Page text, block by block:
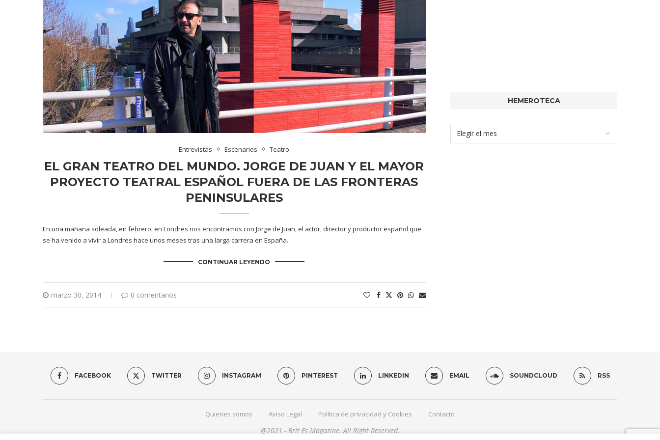
Entrevistas Escenarios Teatro
EL GRAN TEATRO DEL MUNDO. JORGE DE JUAN Y EL MAYOR
PROYECTO TEATRAL ESPAÑOL FUERA DE LAS FRONTERAS
PENINSULARES
En una mañana soleada, en febrero, en Londres nos encontramos con Jorge de Juan, el actor, director y productor español que
se ha venido a vivir a Londres hace unos meses tras una larga carrera en España.
CONTINUAR LEYENDO
marzo 30, 2014 0 comentarios
HEMEROTECA
FACEBOOK TWITTER INSTAGRAM PINTEREST LINKEDIN EMAIL SOUNDCLOUD RSS
Quienes somos Aviso Legal Política de privacidad y Cookies Contacto
@2021 - Brit Es Magazine. All Right Reserved.